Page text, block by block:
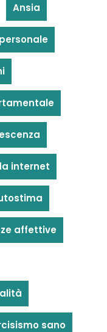
Ansia
internet
affettive
sano